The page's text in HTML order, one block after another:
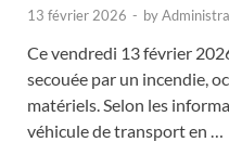
13 février 2026 - by
Ce vendredi 13 février
secouée par un incendie,
matériels. Selon les
véhicule de transport en …